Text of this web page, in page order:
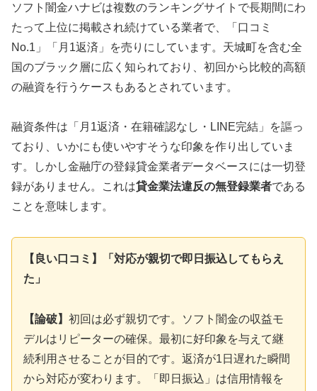
ソフト闇金ハナビは複数のランキングサイトで長期間にわ
たって上位に掲載され続けている業者で、「口コミ
No.1」「月1返済」を売りにしています。天城町を含む全
国のブラック層に広く知られており、初回から比較的高額
の融資を行うケースもあるとされています。
融資条件は「月1返済・在籍確認なし・LINE完結」を謳っ
ており、いかにも使いやすそうな印象を作り出していま
す。しかし金融庁の登録貸金業者データベースには一切登
録がありません。これは貸金業法違反の無登録業者である
ことを意味します。
【良い口コミ】「対応が親切で即日振込してもらえ
た」
【論破】 初回は必ず親切です。ソフト闇金の収益モ
デルはリピーターの確保。最初に好印象を与えて継
続利用させることが目的です。返済が1日遅れた瞬間
から対応が変わります。「即日振込」は信用情報を